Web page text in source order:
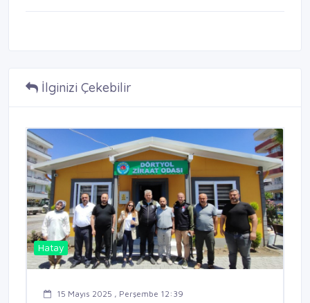
İlginizi Çekebilir
Hatay
15 Mayıs 2025 , Perşembe 12:39